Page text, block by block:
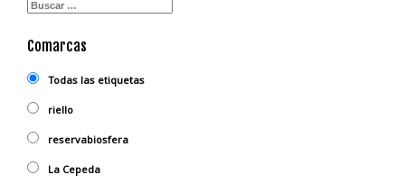
Comarcas
Todas las etiquetas
riello
reservabiosfera
La Cepeda